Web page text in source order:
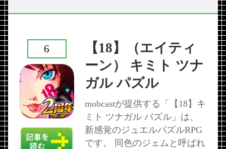
【18】（エイティ
ーン） キミト ツナ
ガル パズル
mobcastが提供する「【18】キ
ミト ツナガル パズル」は、
新感覚のジュエルパズルRPG
です。 同色のジェムと呼ばれ
6